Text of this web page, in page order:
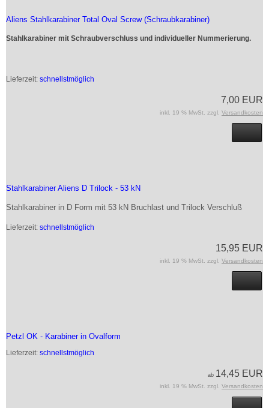
Aliens Stahlkarabiner Total Oval Screw (Schraubkarabiner)
Stahlkarabiner mit Schraubverschluss und individueller Nummerierung.
Lieferzeit: schnellstmöglich
7,00 EUR
inkl. 19 % MwSt. zzgl. Versandkosten
Stahlkarabiner Aliens D Trilock - 53 kN
Stahlkarabiner in D Form mit 53 kN Bruchlast und Trilock Verschluß
Lieferzeit: schnellstmöglich
15,95 EUR
inkl. 19 % MwSt. zzgl. Versandkosten
Petzl OK - Karabiner in Ovalform
Lieferzeit: schnellstmöglich
ab 14,45 EUR
inkl. 19 % MwSt. zzgl. Versandkosten